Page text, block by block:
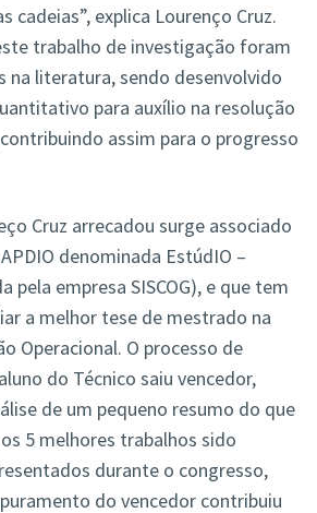
cadeias”, explica Lourenço Cruz.
trabalho de investigação foram
na literatura, sendo desenvolvido
para auxílio na resolução
assim para o progresso
Cruz arrecadou surge associado
denominada EstúdIO –
pela empresa SISCOG), e que tem
a melhor tese de mestrado na
Operacional. O processo de
do Técnico saiu vencedor,
de um pequeno resumo do que
5 melhores trabalhos sido
durante o congresso,
do vencedor contribuiu